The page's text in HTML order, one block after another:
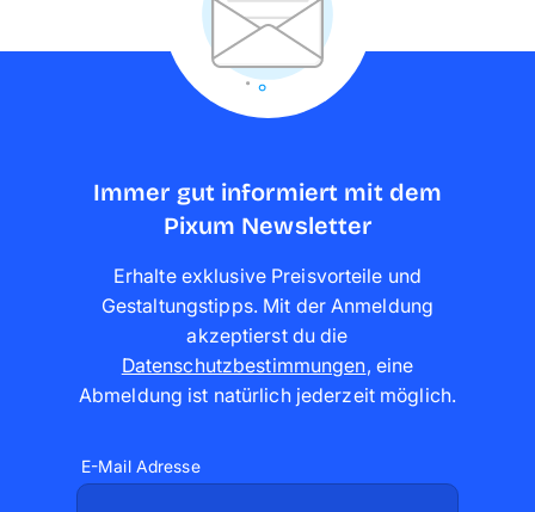
Immer gut informiert mit dem
Pixum Newsletter
Erhalte exklusive Preisvorteile und
Gestaltungstipps. Mit der Anmeldung
akzeptierst du die
Datenschutzbestimmungen, eine
Abmeldung ist natürlich jederzeit möglich.
E-Mail Adresse